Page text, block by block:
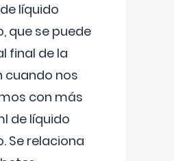
líquido
que se puede
final de la
cuando nos
con más
de líquido
Se relaciona